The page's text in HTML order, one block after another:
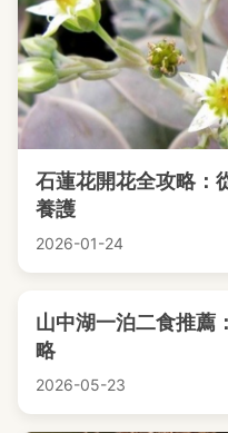
石蓮花開花全攻略：
養護
2026-01-24
山中湖一泊二食推薦
略
2026-05-23